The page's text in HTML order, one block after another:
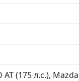
(175 л.с.),